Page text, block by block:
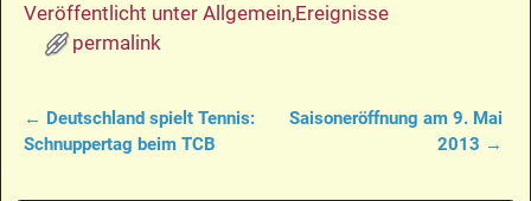
Veröffentlicht unter Allgemein,Ereignisse
permalink
Artikelnavigation
← Deutschland spielt Tennis:
Schnuppertag beim TCB
Saisoneröffnung am 9. Mai
2013 →